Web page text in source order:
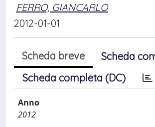
FERRO, GIANCARLO
2012-01-01
Scheda breve
Scheda
Scheda completa (DC)
Anno
2012